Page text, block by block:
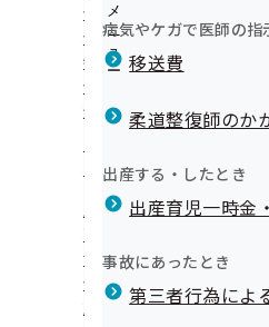
メ
ニ
ュ
ー
病気やケガで医師の指
移送費
柔道整復師のか
出産する・したとき
出産育児一時金
事故にあったとき
第三者行為によ
鹿児島支部の健診・
健診（被保険者）に関す
健診（被扶養者）に関す
特定保健指導に関するご
健診機関様に関する資料
外部委託業者に関するご
健診実施機関一覧等
健康保険委員
健康づくり
【宣言事業所特典】健康
【宣言事業所特典】健康
【宣言事業所特典】歩数
かごしま健康企業宣言 事
『健康経営優良法人2026
「会社の健康づくり研修
2024年度 支部別スコア
鹿児島支部からのお知ら
協会けんぽ鹿児島支部作
健康メッセージカード運動
鹿児島支部公式LINEにつ
統計情報
つけ医につ